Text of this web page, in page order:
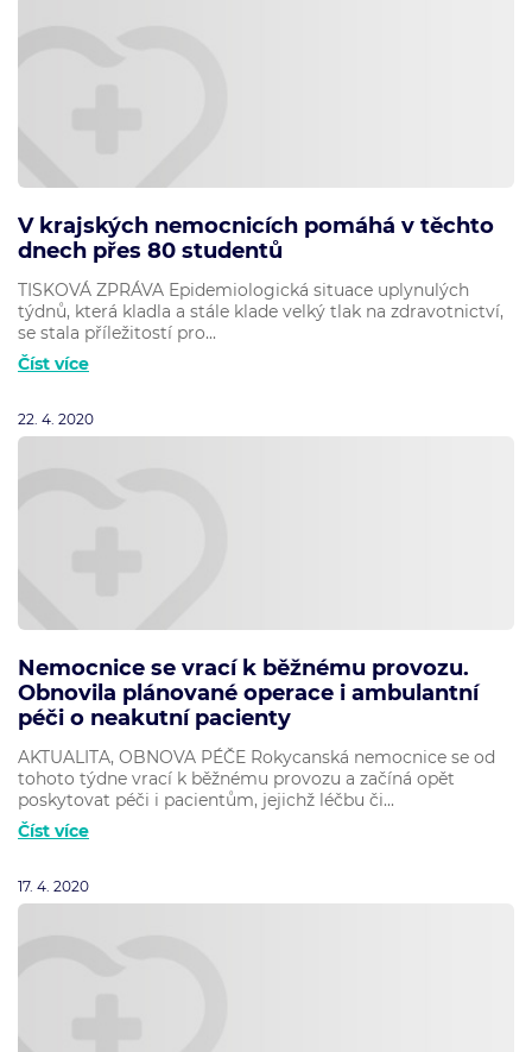
V krajských nemocnicích pomáhá v těchto
dnech přes 80 studentů
TISKOVÁ ZPRÁVA Epidemiologická situace uplynulých
týdnů, která kladla a stále klade velký tlak na zdravotnictví,
se stala příležitostí pro...
Číst více
22. 4. 2020
Nemocnice se vrací k běžnému provozu.
Obnovila plánované operace i ambulantní
péči o neakutní pacienty
AKTUALITA, OBNOVA PÉČE Rokycanská nemocnice se od
tohoto týdne vrací k běžnému provozu a začíná opět
poskytovat péči i pacientům, jejichž léčbu či...
Číst více
17. 4. 2020